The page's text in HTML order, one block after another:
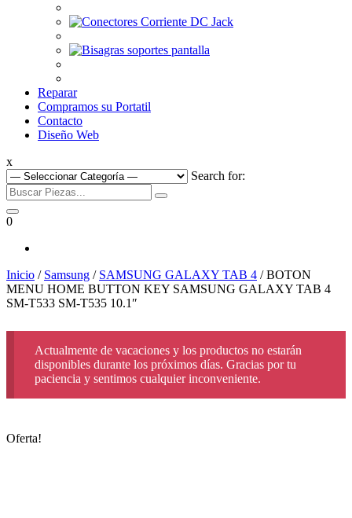
Reparar
Compramos su Portatil
Contacto
Diseño Web
x
Search for:
0
Inicio / Samsung / SAMSUNG GALAXY TAB 4 / BOTON
MENU HOME BUTTON KEY SAMSUNG GALAXY TAB 4
SM-T533 SM-T535 10.1″
Actualmente de vacaciones y los productos no estarán
disponibles durante los próximos días. Gracias por tu
paciencia y sentimos cualquier inconveniente.
Oferta!